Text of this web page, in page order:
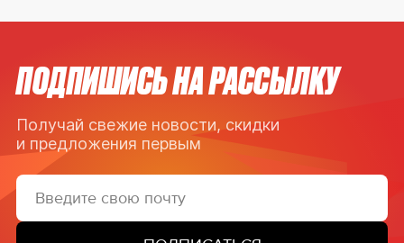
ПОДПИШИСЬ НА РАССЫЛКУ
Получай свежие новости, скидки
и предложения первым